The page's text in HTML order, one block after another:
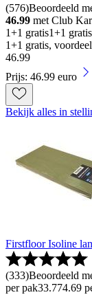
(576)Beoordeeld
46.99 met Club
1+1 gratis1+1 gratis
1+1 gratis,
46.99
Prijs: 46.99 euro
Bekijk alles in
Firstfloor Isoline
(333)Beoordeeld
per pak33.774.69